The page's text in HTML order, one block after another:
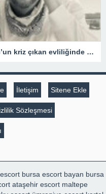
Demet Özdemir ve Oğuzhan Koç’un kriz çıkan evliliğinde şaşırtan gelişme
İletişim Sitene Ekle
Sözleşmesi
bursa escort bayan bursa
ataşehir escort maltepe